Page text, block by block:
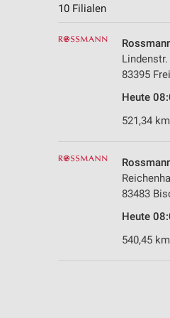
10 Filialen
Lindenstr.
83395
Heute
521,34
83483
Heute
540,45